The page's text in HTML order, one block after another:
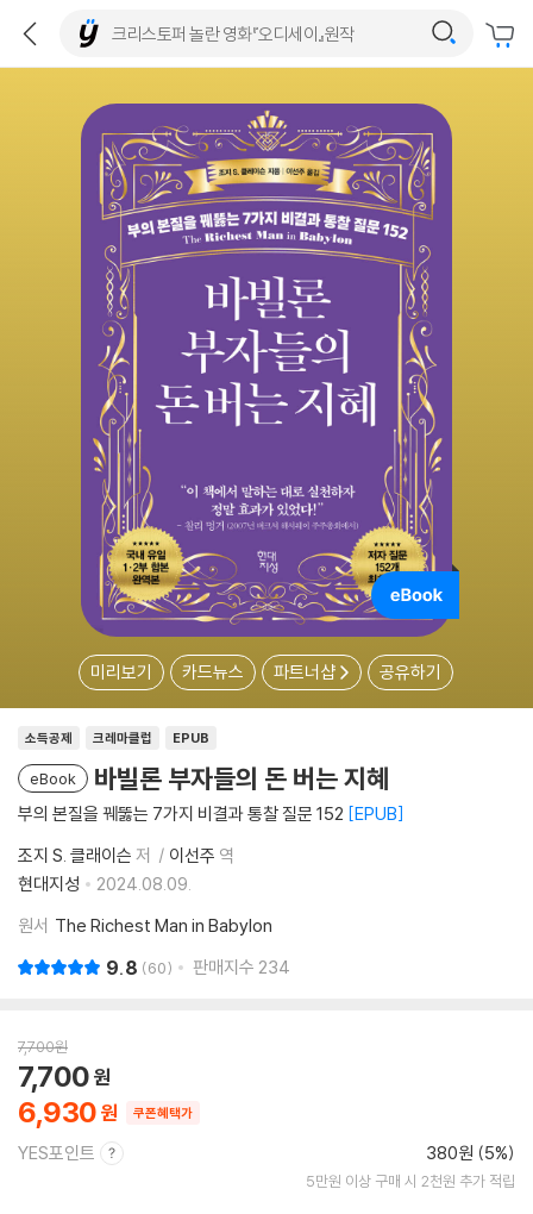
미리보기 카드뉴스 파트너샵 공유하기
소득공제 크레마클럽 EPUB
eBook 바빌론 부자들의 돈 버는 지혜
부의 본질을 꿰뚫는 7가지 비결과 통찰 질문 152 EPUB
조지 S. 클래이슨 저 이선주 역
현대지성
2024.08.09.
원서 The Richest Man in Babylon
9.8 60 판매지수 234
7,700원
6,930
7,700
쿠폰혜택가
YES포인트 380원 (5%)
5만원 이상 구매 시 2천원 추가 적립